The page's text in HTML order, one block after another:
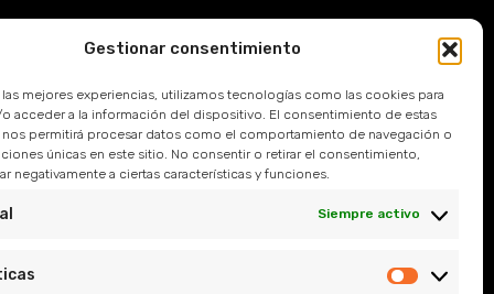
Gestionar consentimiento
las mejores experiencias, utilizamos tecnologías como las cookies para
o acceder a la información del dispositivo. El consentimiento de estas
permitirá procesar datos como el comportamiento de navegación o
únicas en este sitio. No consentir o retirar el consentimiento,
negativamente a ciertas características y funciones.
Siempre activo
Frecuentes